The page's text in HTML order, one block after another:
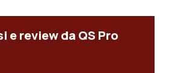
e review da QS Pro